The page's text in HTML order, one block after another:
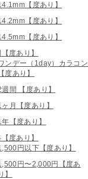
【度あり】
【度あり】
【度あり】
度あり】
ンデー（1day）カラコン
【度あり】
週間 【度あり】
ヶ月【度あり】
年【度あり】
度あり】
円以下【度あり】
円〜2,000円【度あ
】